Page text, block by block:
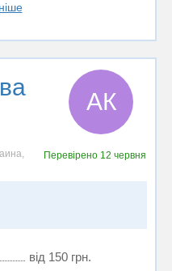
АК
Перевірено 12 червня
від 150 грн.